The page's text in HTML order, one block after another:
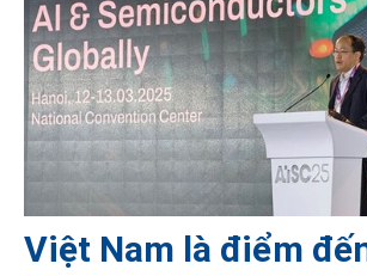
Việt Nam là điểm